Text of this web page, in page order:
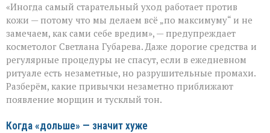
думаете,
что
ухаживаете,
а
на
деле
ускоряете
старение»:
косметолог
«Иногда самый старательный уход работает против
кожи — потому что мы делаем всё „по максимуму“ и не
замечаем, как сами себе вредим», — предупреждает
косметолог Светлана Губарева. Даже дорогие средства и
регулярные процедуры не спасут, если в ежедневном
ритуале есть незаметные, но разрушительные промахи.
Разберём, какие привычки незаметно приближают
появление морщин и тусклый тон.
Когда «дольше» — значит хуже